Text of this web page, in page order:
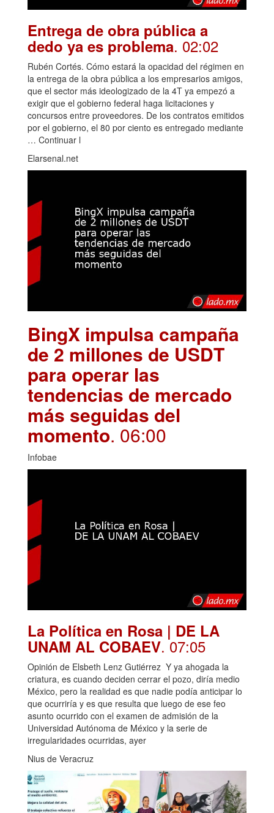
Entrega de obra pública a
dedo ya es problema. 02:02
Rubén Cortés. Cómo estará la opacidad del régimen en
la entrega de la obra pública a los empresarios amigos,
que el sector más ideologizado de la 4T ya empezó a
exigir que el gobierno federal haga licitaciones y
concursos entre proveedores. De los contratos emitidos
por el gobierno, el 80 por ciento es entregado mediante
… Continuar l
Elarsenal.net
BingX impulsa campaña
de 2 millones de USDT
para operar las
tendencias de mercado
más seguidas del
momento. 06:00
Infobae
La Política en Rosa | DE LA
UNAM AL COBAEV. 07:05
Opinión de Elsbeth Lenz Gutiérrez Y ya ahogada la
criatura, es cuando deciden cerrar el pozo, diría medio
México, pero la realidad es que nadie podía anticipar lo
que ocurriría y es que resulta que luego de ese feo
asunto ocurrido con el examen de admisión de la
Universidad Autónoma de México y la serie de
irregularidades ocurridas, ayer
Nius de Veracruz